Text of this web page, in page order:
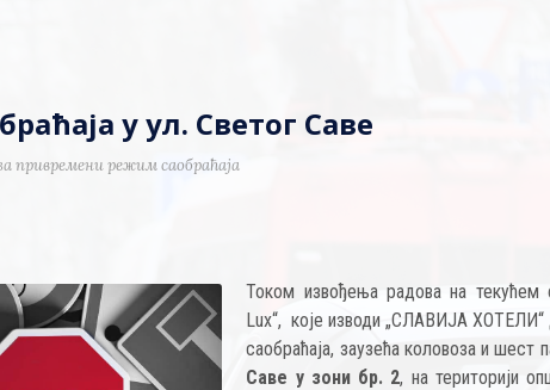
у ул. Светог Саве
привремени режим саобраћаја
Током извођења радова на текућем
Lux“, које изводи „СЛАВИЈА ХОТЕЛИ“
саобраћаја, заузећа коловоза и шест
Саве у зони бр. 2, на територији